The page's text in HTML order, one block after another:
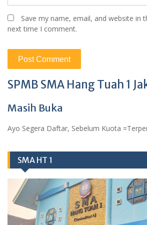
Save my name, email, and website in
next time I comment.
SPMB SMA Hang Tuah 1
Masih Buka
Ayo Segera Daftar, Sebelum Kuota
SMA HT 1